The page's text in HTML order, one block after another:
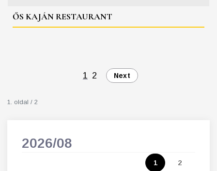
ŐS KAJÁN RESTAURANT
1 2 Next
1. oldal / 2
2026/08
1 2